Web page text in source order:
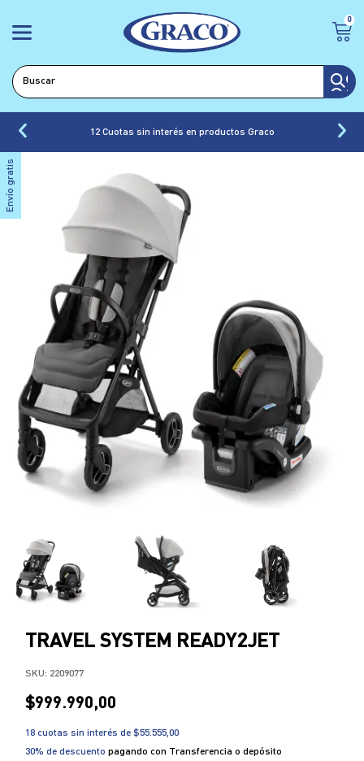
0
12 Cuotas sin interés en productos Graco
Envío gratis
TRAVEL SYSTEM READY2JET
SKU: 2209077
$999.990,00
18 cuotas sin interés de $55.555,00
30% de descuento pagando con Transferencia o depósito